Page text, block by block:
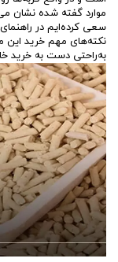
موارد گفته شده نشان
سعی کرده‌ایم در
نکته‌های مهم خرید این
به‌راحتی دست به خرید